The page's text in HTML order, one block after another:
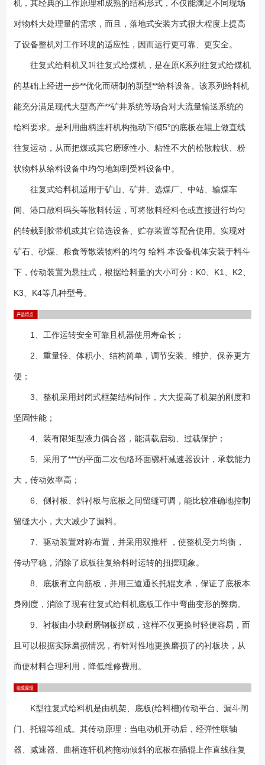
偶合器，能满载启动、过载保护； 5、采用了***的平面二次包络环面
骡杆减速器设计，承载能力大，传动效率高； 6、侧衬板、斜衬板与底
板之间留缝可调，能比较准确地控制留缝大小，大大减少了漏料。 7、
底板往复给料时运转的扭摆现象。 8、底板有立向筋板，并用三道通长
托辊支承，保证了底板本身刚度，消除了现有往复式给料机底板工作中弯
易，而且可以根据实际磨损情况，有针对性地更换磨损了的衬板块，从而
使材料合理利用，降低维修费用。 K型往复式给料机是由机架、底板
(给料槽)传动平台、漏斗闸门、托辊等组成。其传动原理：当电动机开动
线往复运动，将煤均匀地卸到运输机械或其它筛选设备上。该机设有带漏
斗、带调节阀门和不带漏斗、不带调节阀门两种形式。K型往复给料机安装
格有K0、K1、K2、K3、K4型，电源电压有380V和660V两种制式，选用
时请确定电压制式及有无防爆要求； 2、设备安装方式有落地式和吊挂
式两种情况，并有普通型和防窜仓型两种结构形式，选型时，请务必慎重
况各不相同，建议您在选订设备型号及规格时，尽可能将您的要求描述详
尽并与相关**技术人员充分沟通，以减少不必要的麻烦； 4、签订合同
术文件：产品合格证、装箱单、产品使用说明书； 6、设备不局限以上
型号，可以非标设计；
机，其经典的工作原理和成熟的结构形式，不仅能满足不同现场
对物料大处理量的需求，而且，落地式安装方式很大程度上提高
了设备整机对工作环境的适应性，因而运行更可靠、更安全。
往复式给料机又叫往复式给煤机，是在原K系列往复式给煤机
的基础上经进一步**优化而研制的新型**给料设备。该系列给料机
能充分满足现代大型高产**矿井系统等场合对大流量输送系统的
给料要求。是利用曲柄连杆机构拖动下倾5°的底板在辊上做直线
往复运动，从而把煤或其它磨琢性小、粘性不大的松散粒状、粉
状物料从给料设备中均匀地卸到受料设备中。
往复式给料机适用于矿山、矿井、选煤厂、中站、输煤车
间、港口散料码头等散料转运，可将散料经料仓或直接进行均匀
的转载到胶带机或其它筛选设备、贮存装置等配合使用。实现对
矿石、砂煤、粮食等散装物料的均匀 给料.本设备机体安装于料斗
下，传动装置为悬挂式，根据给料量的大小可分：K0、K1、K2、
K3、K4等几种型号。
1、工作运转安全可靠且机器使用寿命长；
2、重量轻、体积小、结构简单，调节安装、维护、保养更方
便；
3、整机采用封闭式框架结构制作，大大提高了机架的刚度和
坚固性能；
4、装有限矩型液力偶合器，能满载启动、过载保护；
5、采用了***的平面二次包络环面骡杆减速器设计，承载能力
大，传动效率高；
6、侧衬板、斜衬板与底板之间留缝可调，能比较准确地控制
留缝大小，大大减少了漏料。
7、驱动装置对称布置，并采用双推杆 ，使整机受力均衡，
传动平稳，消除了底板往复给料时运转的扭摆现象。
8、底板有立向筋板，并用三道通长托辊支承，保证了底板本
身刚度，消除了现有往复式给料机底板工作中弯曲变形的弊病。
9、衬板由小块耐磨钢板拼成，这样不仅更换时轻便容易，而
且可以根据实际磨损情况，有针对性地更换磨损了的衬板块，从
而使材料合理利用，降低维修费用。
K型往复式给料机是由机架、底板(给料槽)传动平台、漏斗闸
门、托辊等组成。其传动原理：当电动机开动后，经弹性联轴
器、减速器、曲柄连轩机构拖动倾斜的底板在插辊上作直线往复